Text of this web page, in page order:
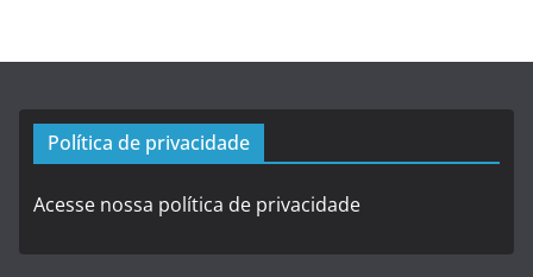
Política de privacidade
Acesse nossa política de privacidade